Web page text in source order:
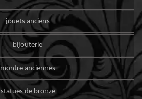
jouets anciens
bijouterie
montre anciennes
statues de bronze